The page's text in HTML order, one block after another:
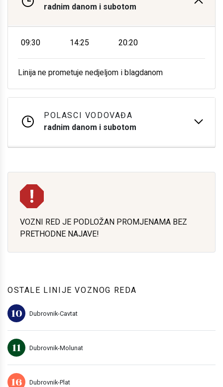
radnim danom i subotom
09:30 14:25 20:20
Linija ne prometuje nedjeljom i blagdanom
POLASCI VODOVAĐA
radnim danom i subotom
VOZNI RED JE PODLOŽAN PROMJENAMA BEZ
PRETHODNE NAJAVE!
OSTALE LINIJE VOZNOG REDA
10 Dubrovnik-Cavtat
11 Dubrovnik-Molunat
16 Dubrovnik-Plat